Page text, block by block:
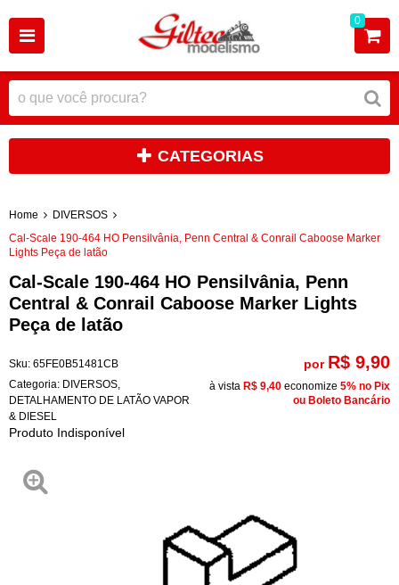
0
CATEGORIAS
Home
DIVERSOS
Cal-Scale 190-464 HO Pensilvânia, Penn Central & Conrail Caboose Marker
Lights Peça de latão
Cal-Scale 190-464 HO Pensilvânia, Penn
Central & Conrail Caboose Marker Lights
Peça de latão
Sku: 65FE0B51481CB
Categoria: DIVERSOS
DETALHAMENTO DE LATÃO VAPOR
& DIESEL
Produto Indisponível
por R$ 9,90
à vista R$ 9,40 economize 5% no Pix
ou Boleto Bancário